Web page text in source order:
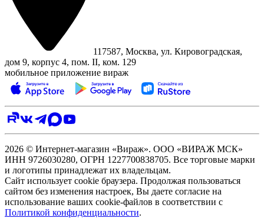
117587, Москва, ул. Кировоградская,
дом 9, корпус 4, пом. II, ком. 129
мобильное приложение вираж
2026 © Интернет-магазин «Вираж». ООО «ВИРАЖ МСК»
ИНН 9726030280, ОГРН 1227700838705. Все торговые марки
и логотипы принадлежат их владельцам.
Сайт использует cookie браузера. Продолжая пользоваться
сайтом без изменения настроек, Вы даете согласие на
использование ваших cookie-файлов в соответствии с
Политикой конфиденциальности.